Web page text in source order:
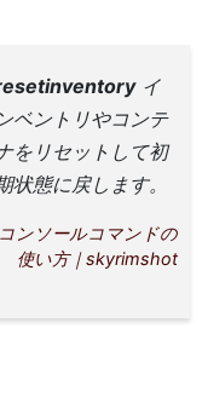
イ
ベントリやコンテ
をリセットして初
状態に戻します。
コンソールコマンドの
使い方｜skyrimshot